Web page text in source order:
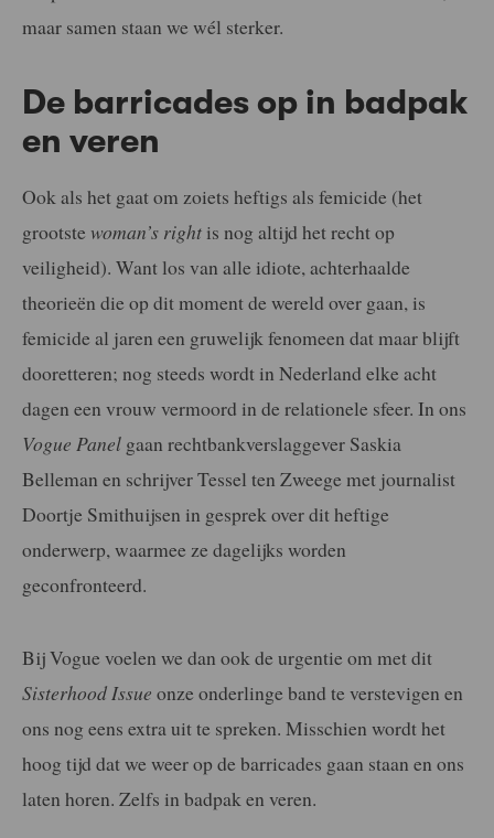
maar samen staan we wél sterker.
De barricades op in badpak
en veren
Ook als het gaat om zoiets heftigs als femicide (het
grootste woman’s right is nog altijd het recht op
veiligheid). Want los van alle idiote, achterhaalde
theorieën die op dit moment de wereld over gaan, is
femicide al jaren een gruwelijk fenomeen dat maar blijft
dooretteren; nog steeds wordt in Nederland elke acht
dagen een vrouw vermoord in de relationele sfeer. In ons
Vogue Panel gaan rechtbankverslaggever Saskia
Belleman en schrijver Tessel ten Zweege met journalist
Doortje Smithuijsen in gesprek over dit heftige
onderwerp, waarmee ze dagelijks worden
geconfronteerd.
Bij Vogue voelen we dan ook de urgentie om met dit
Sisterhood Issue onze onderlinge band te verstevigen en
ons nog eens extra uit te spreken. Misschien wordt het
hoog tijd dat we weer op de barricades gaan staan en ons
laten horen. Zelfs in badpak en veren.